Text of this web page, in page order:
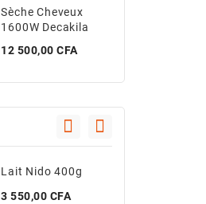
Sèche Cheveux
1600W Decakila
Prix
12 500,00 CFA
Lait Nido 400g
Prix
3 550,00 CFA